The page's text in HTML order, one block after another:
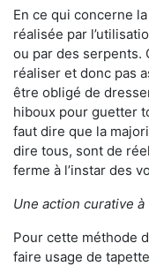
En ce qui concerne la
réalisée par
ou par des serpents.
réaliser et donc pas
être obligé de
hiboux pour guetter
faut dire que la
dire tous, sont de
ferme à l’instar des
Une action curative
Pour cette méthode
faire usage de